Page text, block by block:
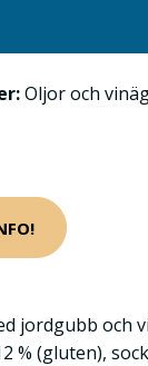
Oljor och
jordgubb och
% (gluten),